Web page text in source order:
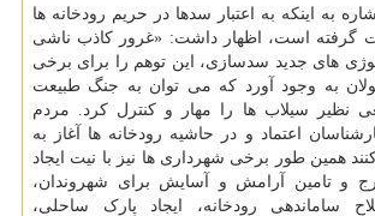
به اینکه به اعتبار سدها در حریم رودخانه ها
است، اظهار داشت: «غرور کاذب ناشی
های جدید سدسازی، این توهم را برای برخی
به وجود آورد که می توان به جنگ طبیعت
نظیر سیلاب ها را مهار و کنترل کرد. مردم
اعتماد و در حاشیه رودخانه ها آغاز به
همین طور برخی شهرداری ها نیز با نیت ایجاد
و تامین آرامش و آسایش برای شهروندان،
ساماندهی رودخانه، ایجاد پارک ساحلی،